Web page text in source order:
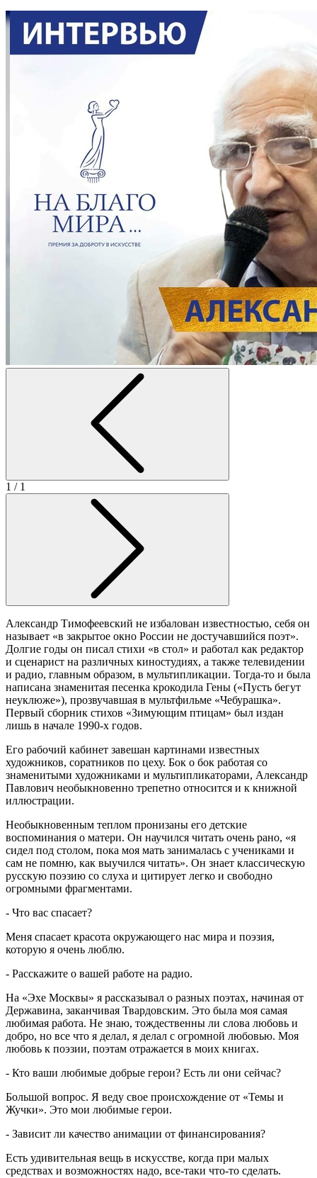
1 / 1
Александр Тимофеевский не избалован известностью, себя он
называет «в закрытое окно России не достучавшийся поэт».
Долгие годы он писал стихи «в стол» и работал как редактор
и сценарист на различных киностудиях, а также телевидении
и радио, главным образом, в мультипликации. Тогда-то и была
написана знаменитая песенка крокодила Гены («Пусть бегут
неуклюже»), прозвучавшая в мультфильме «Чебурашка».
Первый сборник стихов «Зимующим птицам» был издан
лишь в начале 1990-х годов.
Его рабочий кабинет завешан картинами известных
художников, соратников по цеху. Бок о бок работая со
знаменитыми художниками и мультипликаторами, Александр
Павлович необыкновенно трепетно относится и к книжной
иллюстрации.
Необыкновенным теплом пронизаны его детские
воспоминания о матери. Он научился читать очень рано, «я
сидел под столом, пока моя мать занималась с учениками и
сам не помню, как выучился читать». Он знает классическую
русскую поэзию со слуха и цитирует легко и свободно
огромными фрагментами.
- Что вас спасает?
Меня спасает красота окружающего нас мира и поэзия,
которую я очень люблю.
- Расскажите о вашей работе на радио.
На «Эхе Москвы» я рассказывал о разных поэтах, начиная от
Державина, заканчивая Твардовским. Это была моя самая
любимая работа. Не знаю, тождественны ли слова любовь и
добро, но все что я делал, я делал с огромной любовью. Моя
любовь к поэзии, поэтам отражается в моих книгах.
- Кто ваши любимые добрые герои? Есть ли они сейчас?
Большой вопрос. Я веду свое происхождение от «Темы и
Жучки». Это мои любимые герои.
- Зависит ли качество анимации от финансирования?
Есть удивительная вещь в искусстве, когда при малых
средствах и возможностях надо, все-таки что-то сделать.